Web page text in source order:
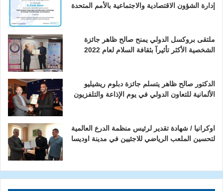
إدارة الشؤون الاقتصادية والاجتماعية بالأمم المتحدة
ملتقى بروكسل الدولي يمنح صالح ظاهر جائزة
الشخصية الأكثر تأثيرآ بثقافة السلام لعام 2022
الدكتور صالح ظاهر يتسلم جائزة دبلوم ريشيليو
الألمانية للتعاون الدولي في يوم الإذاعة والتلفزيون
اوكرانيا / شهادة تقدير لرئيس منظمة الدرع العالمية
لتحسين الملعب الرياضي للاجئيين في مدينة اوديسا